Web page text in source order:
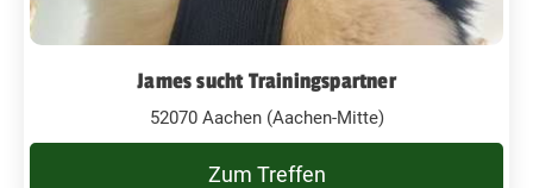
James sucht Trainingspartner
52070 Aachen (Aachen-Mitte)
Zum Treffen